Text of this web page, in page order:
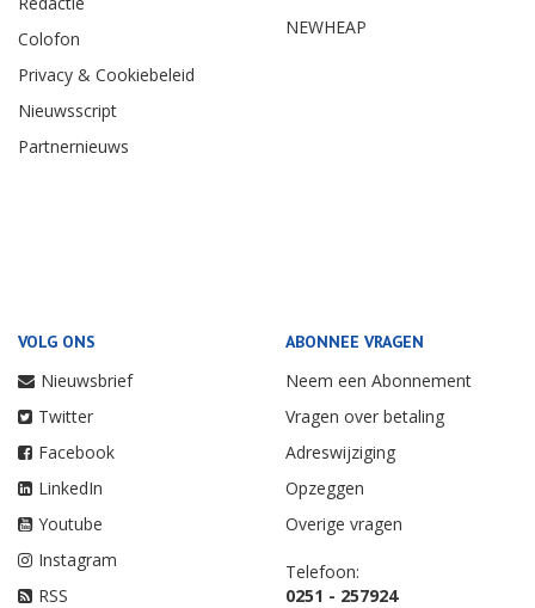
Colofon
Privacy & Cookiebeleid
Nieuwsscript
Partnernieuws
NEWHEAP
VOLG ONS
Nieuwsbrief
Twitter
Facebook
LinkedIn
Youtube
Instagram
RSS
ABONNEE VRAGEN
Neem een Abonnement
Vragen over betaling
Adreswijziging
Opzeggen
Overige vragen
Telefoon:
0251 - 257924